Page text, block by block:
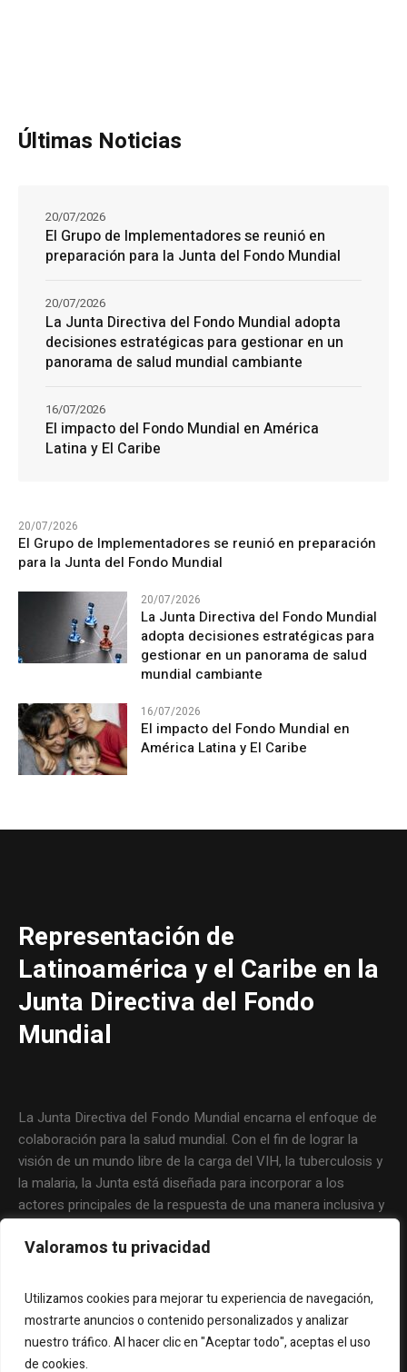
Valoramos tu privacidad
Utilizamos cookies para mejorar tu experiencia de navegación,
mostrarte anuncios o contenido personalizados y analizar
nuestro tráfico. Al hacer clic en "Aceptar todo", aceptas el uso
de cookies.
Últimas Noticias
El Grupo de Implementadores se reunió en
preparación para la Junta del Fondo Mundial
20/07/2026
La Junta Directiva del Fondo Mundial adopta
decisiones estratégicas para gestionar en un
panorama de salud mundial cambiante
20/07/2026
El impacto del Fondo Mundial en América
Latina y El Caribe
16/07/2026
20/07/2026
El Grupo de Implementadores se reunió en preparación
para la Junta del Fondo Mundial
20/07/2026
La Junta Directiva del Fondo Mundial
adopta decisiones estratégicas para
gestionar en un panorama de salud
mundial cambiante
16/07/2026
El impacto del Fondo Mundial en
América Latina y El Caribe
Representación de
Latinoamérica y el Caribe en la
Junta Directiva del Fondo
Mundial
La Junta Directiva del Fondo Mundial encarna el enfoque de
colaboración para la salud mundial. Con el fin de lograr la
visión de un mundo libre de la carga del VIH, la tuberculosis y
la malaria, la Junta está diseñada para incorporar a los
actores principales de la respuesta de una manera inclusiva y
cotidiano de la Junta abarcan la responsabilidad compartida y